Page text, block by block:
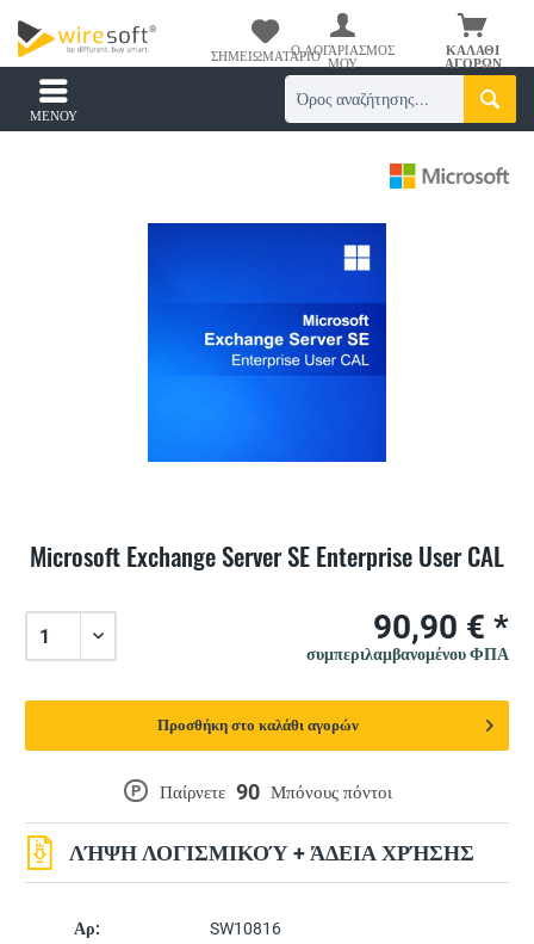
ΚΑΛΆΘΙ
ΑΓΟΡΏΝ
ΣΗΜΕΙΩΜΑΤΆΡΙΟΟ ΛΟΓΑΡΙΑΣΜΌΣ
ΜΟΥ
ΜΕΝΟΎ
Microsoft Exchange Server SE Enterprise User CAL
Αρ:
SW10816
P Παίρνετε 90 Μπόνους πόντοι
ΛΉΨΗ ΛΟΓΙΣΜΙΚΟΎ + ΆΔΕΙΑ ΧΡΉΣΗΣ
90,90 € *
συμπεριλαμβανομένου ΦΠΑ
Προσθήκη στο καλάθι αγορών